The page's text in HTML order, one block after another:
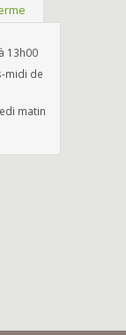
13h00
midi de
matin